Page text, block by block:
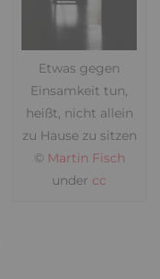
Etwas gegen
Einsamkeit tun,
heißt, nicht allein
zu Hause zu sitzen
© Martin Fisch
under cc